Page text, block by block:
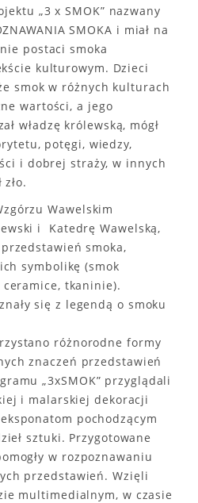
„3 x SMOK” nazwany
SMOKA i miał na
postaci smoka
kulturowym. Dzieci
smok w różnych kulturach
wartości, a jego
władzę królewską, mógł
potęgi, wiedzy,
i dobrej straży, w innych
Wawelskim
i Katedrę Wawelską,
smoka,
symbolikę (smok
tkaninie).
się z legendą o smoku
różnorodne formy
znaczeń przedstawień
„3xSMOK” przyglądali
i malarskiej dekoracji
pochodzącym
sztuki. Przygotowane
w rozpoznawaniu
przedstawień. Wzięli
multimedialnym, w czasie